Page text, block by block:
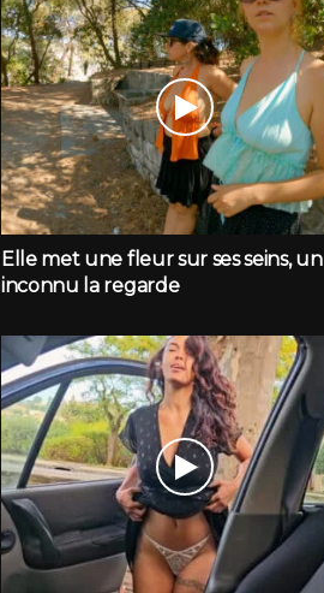
Elle met une fleur sur ses seins, un
inconnu la regarde